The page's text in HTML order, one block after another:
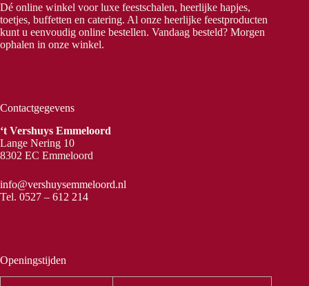
Dé online winkel voor luxe feestschalen, heerlijke hapjes,
toetjes, buffetten en catering. Al onze heerlijke feestproducten
kunt u eenvoudig online bestellen. Vandaag besteld? Morgen
ophalen in onze winkel.
Contactgegevens
‘t Vershuys Emmeloord
Lange Nering 10
8302 EC Emmeloord
info@vershuysemmeloord.nl
Tel. 0527 – 612 214
Openingstijden